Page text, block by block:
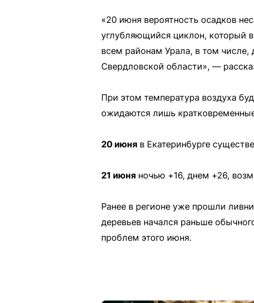
«20 июня вероятность осадков
углубляющийся циклон, который
всем районам Урала, в том
Свердловской области», —
При этом температура воздуха
ожидаются лишь
20 июня в Екатеринбурге
21 июня ночью +16, днем +26,
Ранее в регионе уже прошли
деревьев начался раньше
проблем этого июня.